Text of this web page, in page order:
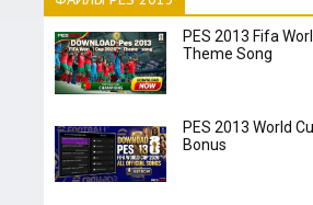
PES 2013 Fifa
Theme Song
PES 2013 World
Bonus